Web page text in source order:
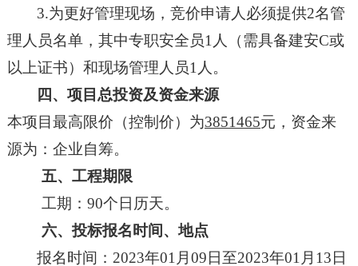
3.为更好管理现场，竞价申请人必须提供2名管
理人员名单，其中专职安全员1人（需具备建安C或
以上证书）和现场管理人员1人。
四、项目总投资及资金来源
本项目最高限价（控制价）为3851465元，资金来
源为 ： 企业自筹。
五、工程期限
工期： 90个日历天。
六、投标报名时间、地点
报名时间： 2023年01 月 09 日至2023年01 月 13 日